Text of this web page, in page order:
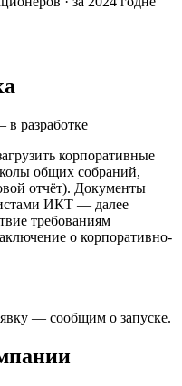
разработке
корпоративные
общих собраний,
отчёт). Документы
ИКТ — далее
требованиям
о корпоративно-
— сообщим о запуске.